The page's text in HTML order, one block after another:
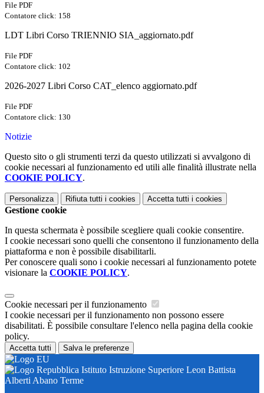
File PDF
Contatore click: 158
LDT Libri Corso TRIENNIO SIA_aggiornato.pdf
File PDF
Contatore click: 102
2026-2027 Libri Corso CAT_elenco aggiornato.pdf
File PDF
Contatore click: 130
Notizie
Questo sito o gli strumenti terzi da questo utilizzati si avvalgono di
cookie necessari al funzionamento ed utili alle finalità illustrate nella
COOKIE POLICY.
Personalizza Rifiuta tutti i cookies Accetta tutti i cookies
Gestione cookie
In questa schermata è possibile scegliere quali cookie consentire.
I cookie necessari sono quelli che consentono il funzionamento della
piattaforma e non è possibile disabilitarli.
Per conoscere quali sono i cookie necessari al funzionamento potete
visionare la COOKIE POLICY.
Cookie necessari per il funzionamento
I cookie necessari per il funzionamento non possono essere
disabilitati. È possibile consultare l'elenco nella pagina della cookie
policy.
Accetta tutti Salva le preferenze
Istituto Istruzione Superiore Leon Battista
Alberti Abano Terme